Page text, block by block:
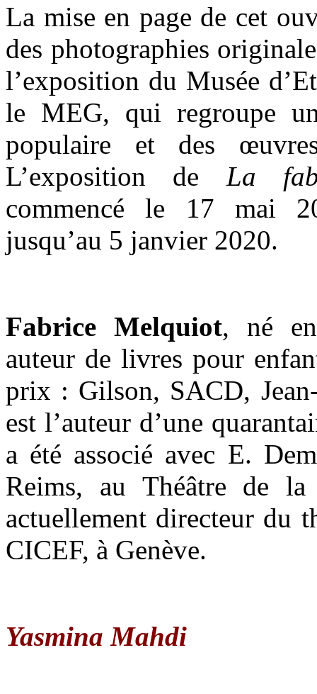
La mise en page de cet
des photographies
l’exposition du Musée
le MEG, qui regroupe
populaire et des
L’exposition de La
commencé le 17 mai
jusqu’au 5 janvier 2020.
Fabrice Melquiot, né
auteur de livres pour
prix : Gilson, SACD,
est l’auteur d’une
a été associé avec E.
Reims, au Théâtre de
actuellement directeur du
CICEF, à Genève.
Yasmina Mahdi